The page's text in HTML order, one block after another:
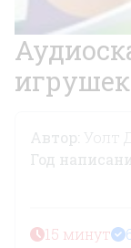
игрушек
Автор: Уолт
Год
15 минут